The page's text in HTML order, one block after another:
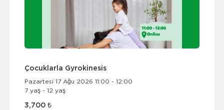
Çocuklarla Gyrokinesis
Pazartesi 17 Ağu 2026 11:00 - 12:00
7 yaş - 12 yaş
3,700 ₺